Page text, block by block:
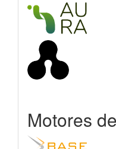
Motores